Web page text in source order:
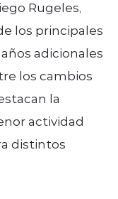
Rugeles,
los principales
adicionales
los cambios
la
actividad
distintos